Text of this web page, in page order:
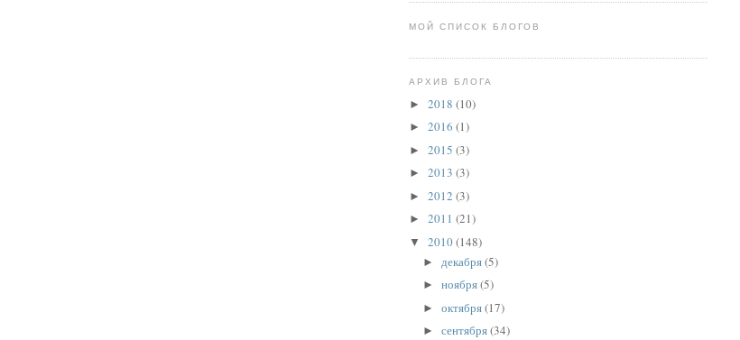
МОЙ СПИСОК БЛОГОВ
АРХИВ БЛОГА
► 2018 (10)
► 2016 (1)
► 2015 (3)
► 2013 (3)
► 2012 (3)
► 2011 (21)
▼ 2010(148)
► декабря(5)
►ноября(5)
►октября(17)
►сентября(34)